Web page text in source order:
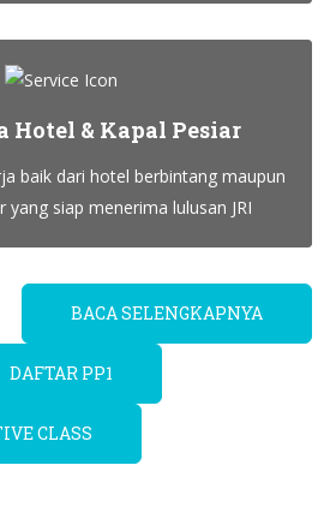
Hotel & Kapal Pesiar
baik dari hotel berbintang maupun
yang siap menerima lulusan JRI
BACA SELENGKAPNYA
DAFTAR PP1
CLASS